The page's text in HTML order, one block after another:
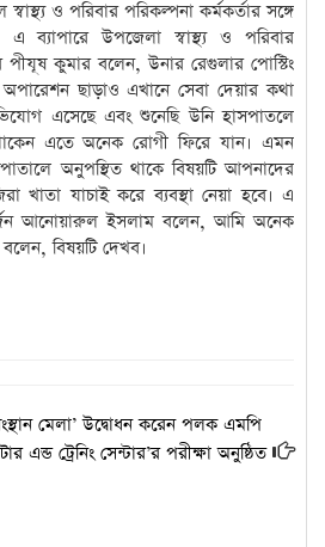
ও পরিবার পরিকল্পনা কর্মকর্তার সঙ্গে
ব্যাপারে উপজেলা স্বাস্থ্য ও পরিবার
পীযূষ কুমার বলেন, উনার রেগুলার পোস্টিং
ছাড়াও এখানে সেবা দেয়ার কথা
এসেছে এবং শুনেছি উনি হাসপাতলে
এতে অনেক রোগী ফিরে যান। এমন
অনুপস্থিত থাকে বিষয়টি আপনাদের
খাতা যাচাই করে ব্যবস্থা নেয়া হবে। এ
আনোয়ারুল ইসলাম বলেন, আমি অনেক
বিষয়টি দেখব।
মেলা’ উদ্বোধন করেন পলক এমপি
এন্ড ট্রেনিং সেন্টার’র পরীক্ষা অনুষ্ঠিত